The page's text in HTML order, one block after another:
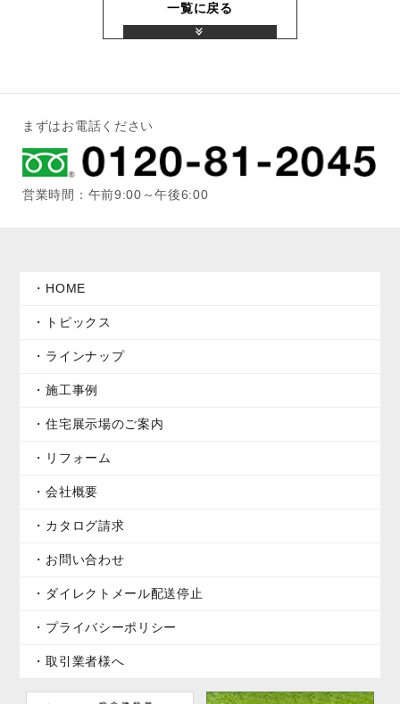
一覧に戻る
まずはお電話ください
営業時間：午前9:00～午後6:00
HOME
トピックス
ラインナップ
施工事例
住宅展示場のご案内
リフォーム
会社概要
カタログ請求
お問い合わせ
ダイレクトメール配送停止
プライバシーポリシー
取引業者様へ